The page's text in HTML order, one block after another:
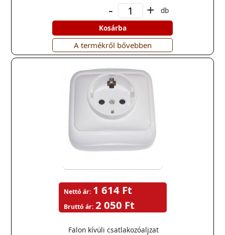
- +
db
Kosárba
A termékről bővebben
Falon kívüli csatlakozóaljzat
Nettó ár: 1 614 Ft
Bruttó ár: 2 050 Ft